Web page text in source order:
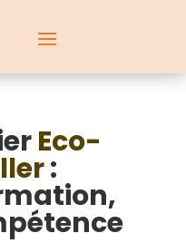
Eco-
: